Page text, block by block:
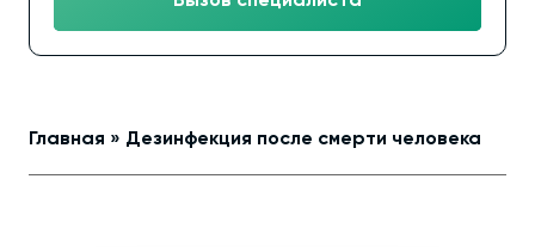
Главная » Дезинфекция после смерти человека